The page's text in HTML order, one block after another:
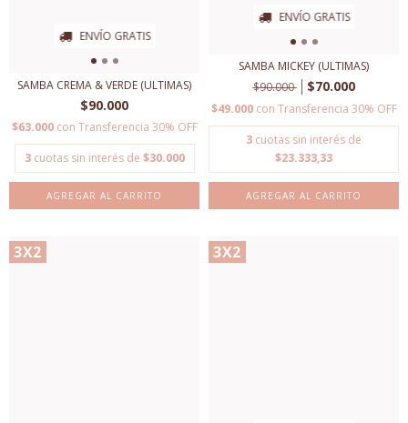
ENVÍO GRATIS
SAMBA CREMA & VERDE (ULTIMAS)
$90.000
$63.000 con Transferencia 30% OFF
3 cuotas sin interés de $30.000
AGREGAR AL CARRITO
ENVÍO GRATIS
SAMBA MICKEY (ULTIMAS)
$90.000
$70.000
$49.000 con Transferencia 30% OFF
3 cuotas sin interés de
$23.333,33
AGREGAR AL CARRITO
3X2 3X2